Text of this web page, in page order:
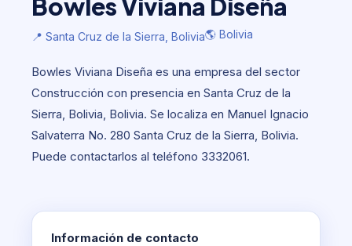
📍 Santa Cruz de la Sierra, Bolivia🌎 Bolivia
Bowles Viviana Diseña
📍 Santa Cruz de la Sierra, Bolivia🌎 Bolivia
Bowles Viviana Diseña es una empresa del sector
Construcción con presencia en Santa Cruz de la
Sierra, Bolivia, Bolivia. Se localiza en Manuel Ignacio
Salvaterra No. 280 Santa Cruz de la Sierra, Bolivia.
Puede contactarlos al teléfono 3332061.
Información de contacto